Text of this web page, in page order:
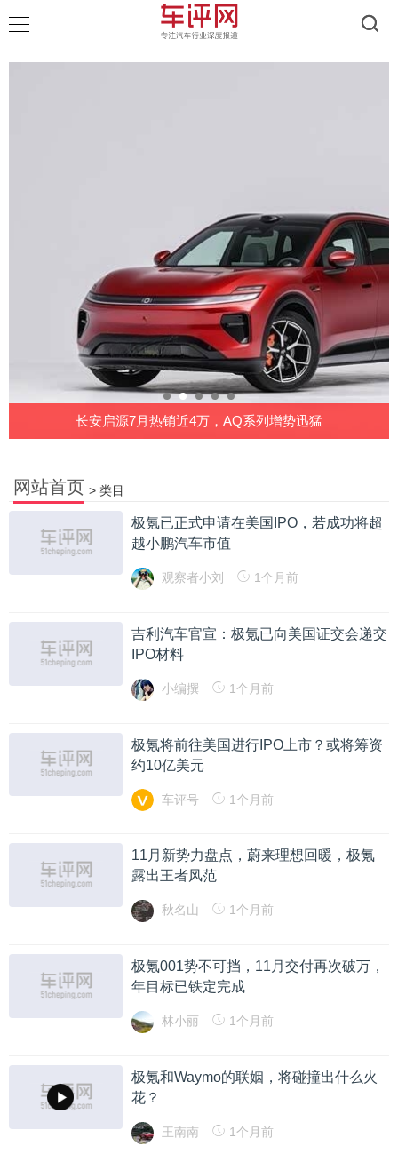
长安启源7月热销近4万，AQ系列增势迅猛
网站首页 > 类目
极氪已正式申请在美国IPO，若成功将超
越小鹏汽车市值
观察者小刘 1个月前
吉利汽车官宣：极氪已向美国证交会递交
IPO材料
小编撰 1个月前
极氪将前往美国进行IPO上市？或将筹资
约10亿美元
车评号 1个月前
11月新势力盘点，蔚来理想回暖，极氪
露出王者风范
秋名山 1个月前
极氪001势不可挡，11月交付再次破万，
年目标已铁定完成
林小丽 1个月前
极氪和Waymo的联姻，将碰撞出什么火
花？
王南南 1个月前